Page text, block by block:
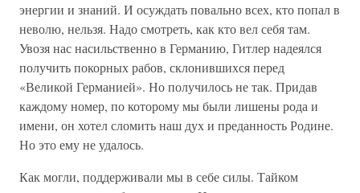
энергии и знаний. И осуждать повально всех, кто попал в
неволю, нельзя. Надо смотреть, как кто вел себя там.
Увозя нас насильственно в Германию, Гитлер надеялся
получить покорных рабов, склонившихся перед
«Великой Германией». Но получилось не так. Придав
каждому номер, по которому мы были лишены рода и
имени, он хотел сломить наш дух и преданность Родине.
Но это ему не удалось.
Как могли, поддерживали мы в себе силы. Тайком